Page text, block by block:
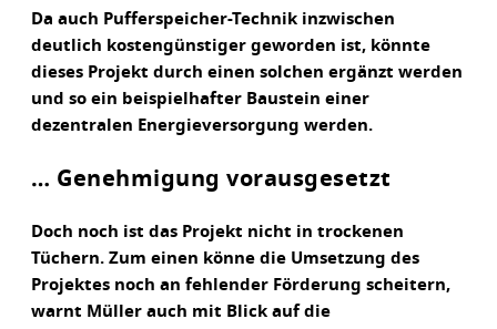
Da auch Pufferspeicher-Technik inzwischen
deutlich kostengünstiger geworden ist, könnte
dieses Projekt durch einen solchen ergänzt werden
und so ein beispielhafter Baustein einer
dezentralen Energieversorgung werden.
… Genehmigung vorausgesetzt
Doch noch ist das Projekt nicht in trockenen
Tüchern. Zum einen könne die Umsetzung des
Projektes noch an fehlender Förderung scheitern,
warnt Müller auch mit Blick auf die